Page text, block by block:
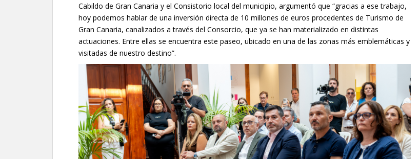
Cabildo de Gran Canaria y el Consistorio local del municipio, argumentó que “gracias a ese trabajo,
hoy podemos hablar de una inversión directa de 10 millones de euros procedentes de Turismo de
Gran Canaria, canalizados a través del Consorcio, que ya se han materializado en distintas
actuaciones. Entre ellas se encuentra este paseo, ubicado en una de las zonas más emblemáticas y
visitadas de nuestro destino”.